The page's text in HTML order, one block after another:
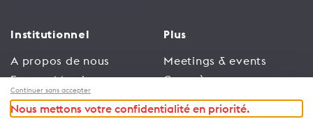
Institutionnel
A propos de nous
Espace Membres
Emploi
Plus
Meetings & events
Congrès
Trade
Continuer sans accepter
Nous mettons votre confidentialité en priorité.